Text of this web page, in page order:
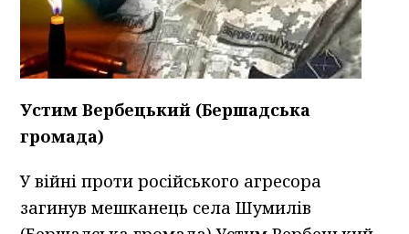
Устим Вербецький (Бершадська
громада)
У війні проти російського агресора
загинув мешканець села Шумилів